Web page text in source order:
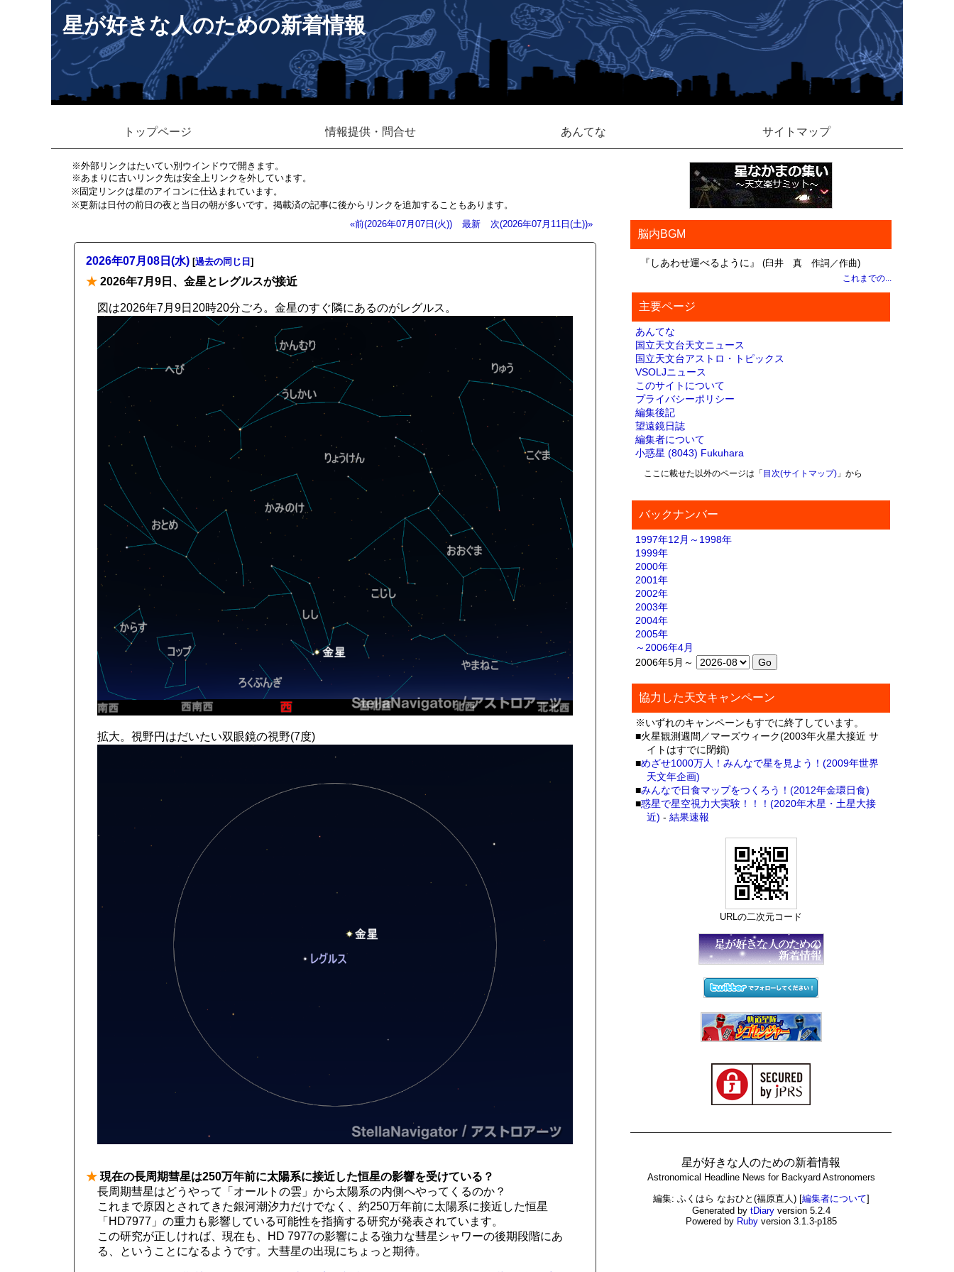
星が好きな人のための新着情報
トップページ 情報提供・問合せ あんてな サイトマップ
※外部リンクはたいてい別ウインドウで開きます。
※あまりに古いリンク先は安全上リンクを外しています。
※固定リンクは星のアイコンに仕込まれています。
※更新は日付の前日の夜と当日の朝が多いです。掲載済の記事に後からリンクを追加することもあります。
«前(2026年07月07日(火))
最新 次(2026年07月11日(土))»
2026年07月08日(水) [過去の同じ日 ]
★ 2026年7月9日、金星とレグルスが接近
図は2026年7月9日20時20分ごろ。金星のすぐ隣にあるのがレグルス。
拡大。視野円はだいたい双眼鏡の視野(7度)
★ 現在の長周期彗星は250万年前に太陽系に接近した恒星の影響を受けている？
長周期彗星はどうやって「オールトの雲」から太陽系の内側へやってくるのか？
これまで原因とされてきた銀河潮汐力だけでなく、約250万年前に太陽系に接近した恒星
「HD7977」の重力も影響している可能性を指摘する研究が発表されています。
この研究が正しければ、現在も、HD 7977の影響による強力な彗星シャワーの後期段階にあ
る、ということになるようです。大彗星の出現にちょっと期待。
脳内BGM
『しあわせ運べるように』 (臼井 真 作詞／作曲)
これまでの...
主要ページ
あんてな
国立天文台天文ニュース
国立天文台アストロ・トピックス
VSOLJニュース
このサイトについて
プライバシーポリシー
編集後記
望遠鏡日誌
編集者について
小惑星 (8043) Fukuhara
ここに載せた以外のページは「 目次(サイトマップ)」から
バックナンバー
1997年12月～1998年
1999年
2000年
2001年
2002年
2003年
2004年
2005年
～2006年4月
2006年5月～
協力した天文キャンペーン
※いずれのキャンペーンもすでに終了しています。
■火星観測週間／マーズウィーク(2003年火星大接近 サ
イトはすでに閉鎖)
■めざせ1000万人！みんなで星を見よう！(2009年世界
天文年企画)
■みんなで日食マップをつくろう！(2012年金環日食)
■惑星で星空視力大実験！！！(2020年木星・土星大接
近) -結果速報
URLの二次元コード
星が好きな人のための新着情報
Astronomical Headline News for Backyard Astronomers
編集: ふくはら なおひと(福原直人) [編集者について]
Generated by tDiaryversion 5.2.4
Powered by Rubyversion 3.1.3-p185